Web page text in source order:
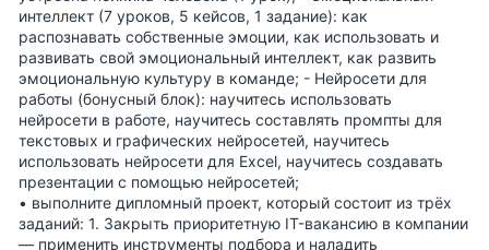
интеллект (7 уроков, 5 кейсов, 1 задание): как
распознавать собственные эмоции, как использовать и
развивать свой эмоциональный интеллект, как развить
эмоциональную культуру в команде; - Нейросети для
работы (бонусный блок): научитесь использовать
нейросети в работе, научитесь составлять промпты для
текстовых и графических нейросетей, научитесь
использовать нейросети для Excel, научитесь создавать
презентации с помощью нейросетей;
• выполните дипломный проект, который состоит из трёх
заданий: 1. Закрыть приоритетную IT-вакансию в компании
— применить инструменты подбора и наладить